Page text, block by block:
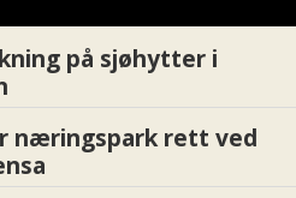
på sjøhytter i
næringspark rett ved